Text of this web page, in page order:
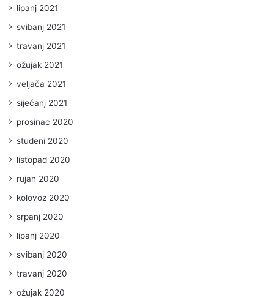
lipanj 2021
svibanj 2021
travanj 2021
ožujak 2021
veljača 2021
siječanj 2021
prosinac 2020
studeni 2020
listopad 2020
rujan 2020
kolovoz 2020
srpanj 2020
lipanj 2020
svibanj 2020
travanj 2020
ožujak 2020